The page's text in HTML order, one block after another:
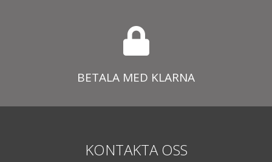
BETALA MED KLARNA
KONTAKTA OSS